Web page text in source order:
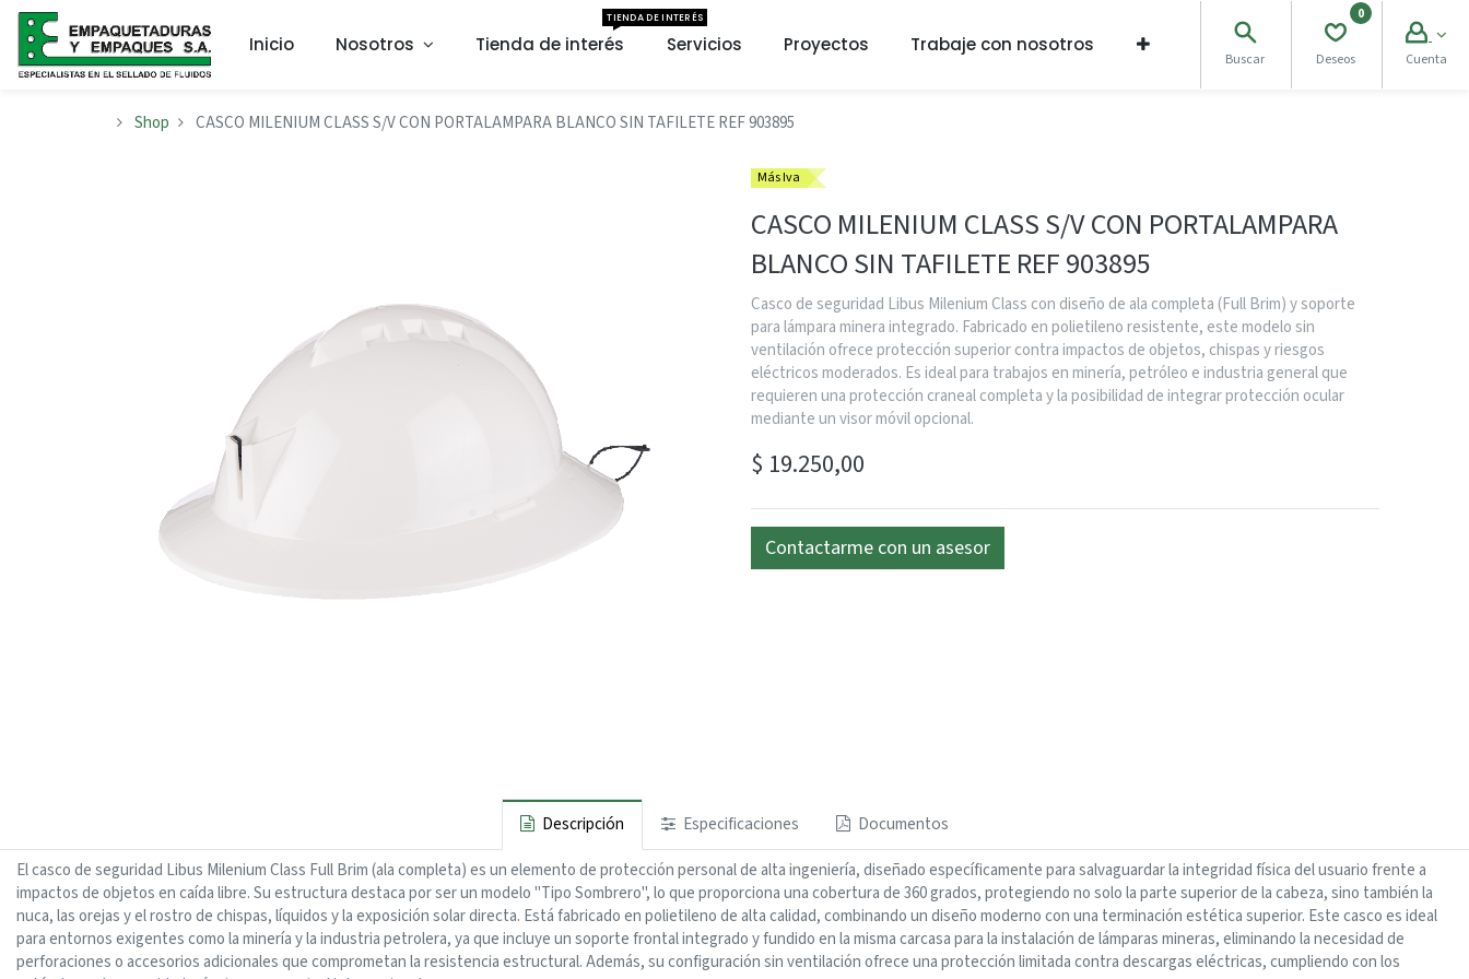
Inicio Nosotros Tienda de interés
TIENDA DE INTERÉS
Servicios Proyectos Trabaje con nosotros
Buscar
0
Deseos Cuenta
Shop CASCO MILENIUM CLASS S/V CON PORTALAMPARA BLANCO SIN TAFILETE REF 903895
Más Iva
CASCO MILENIUM CLASS S/V CON PORTALAMPARA
BLANCO SIN TAFILETE REF 903895
Casco de seguridad Libus Milenium Class con diseño de ala completa (Full Brim) y soporte
para lámpara minera integrado. Fabricado en polietileno resistente, este modelo sin
ventilación ofrece protección superior contra impactos de objetos, chispas y riesgos
eléctricos moderados. Es ideal para trabajos en minería, petróleo e industria general que
requieren una protección craneal completa y la posibilidad de integrar protección ocular
mediante un visor móvil opcional.
$ 19.250,00
Contactarme con un asesor
Descripción Especificaciones Documentos
El casco de seguridad Libus Milenium Class Full Brim (ala completa) es un elemento de protección personal de alta ingeniería, diseñado específicamente para salvaguardar la integridad física del usuario frente a
impactos de objetos en caída libre. Su estructura destaca por ser un modelo "Tipo Sombrero", lo que proporciona una cobertura de 360 grados, protegiendo no solo la parte superior de la cabeza, sino también la
nuca, las orejas y el rostro de chispas, líquidos y la exposición solar directa. Está fabricado en polietileno de alta calidad, combinando un diseño moderno con una terminación estética superior. Este casco es ideal
para entornos exigentes como la minería y la industria petrolera, ya que incluye un soporte frontal integrado y fundido en la misma carcasa para la instalación de lámparas mineras, eliminando la necesidad de
perforaciones o accesorios adicionales que comprometan la resistencia estructural. Además, su configuración sin ventilación ofrece una protección limitada contra descargas eléctricas, cumpliendo con los